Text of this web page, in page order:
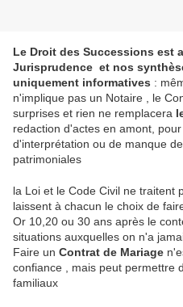
Le Droit des Successions est
Jurisprudence et nos
uniquement informatives :
n'implique pas un Notaire , le
surprises et rien ne remplacera
redaction d'actes en amont,
d'interprétation ou de manque
patrimoniales
la Loi et le Code Civil ne traitent
laissent à chacun le choix de
Or 10,20 ou 30 ans après le
situations auxquelles on n'a
Faire un Contrat de Mariage
confiance , mais peut permettre
familiaux